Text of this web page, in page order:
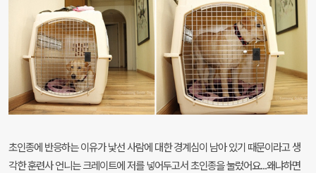
초인종에 반응하는 이유가 낯선 사람에 대한 경계심이 남아 있기 때문이라고 생
각한 훈련사 언니는 크레이트에 저를 넣어두고서 초인종을 눌렀어요...왜냐하면